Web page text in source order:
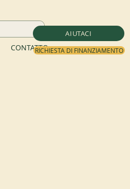
AIUTACI
RICHIESTA DI FINANZIAMENTO
CONTATTO